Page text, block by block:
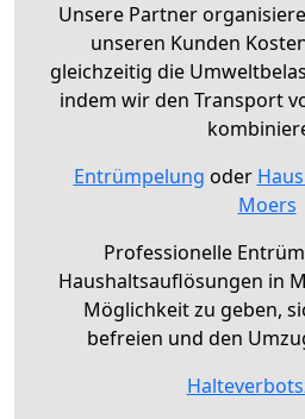
Unsere Partner
unseren Kunden
gleichzeitig die
indem wir den Transport
Entrümpelung oder
Moers
Professionelle
Haushaltsauflösungen in
Möglichkeit zu geben,
befreien und den